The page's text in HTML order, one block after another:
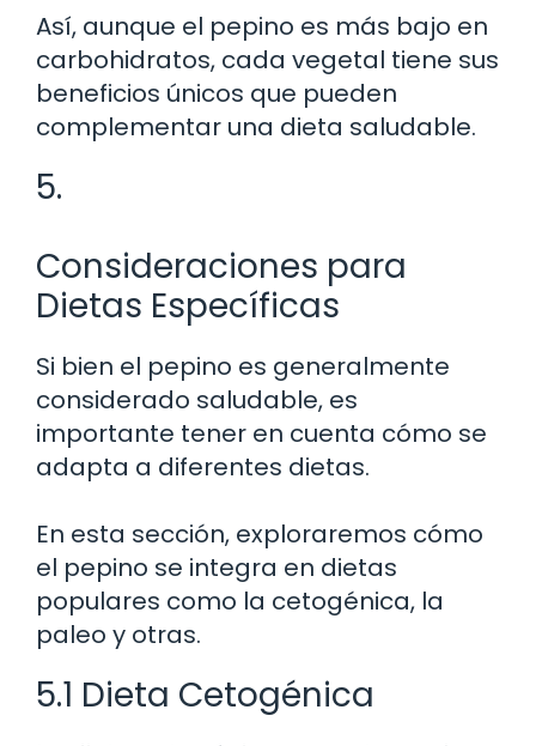
Así, aunque el pepino es más bajo en
carbohidratos, cada vegetal tiene sus
beneficios únicos que pueden
complementar una dieta saludable.
5.
Consideraciones para
Dietas Específicas
Si bien el pepino es generalmente
considerado saludable, es
importante tener en cuenta cómo se
adapta a diferentes dietas.
En esta sección, exploraremos cómo
el pepino se integra en dietas
populares como la cetogénica, la
paleo y otras.
5.1 Dieta Cetogénica